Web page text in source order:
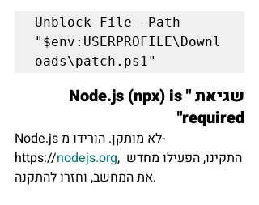
Unblock-File -Path
"$env:USERPROFILE\Downl
שגיאת "Node.js (npx) is
required"
Node.js לא מותקן. הורידו מ-
https://nodejs.org, התקינו, הפעילו מחדש
את המחשב, וחזרו להתקנה.